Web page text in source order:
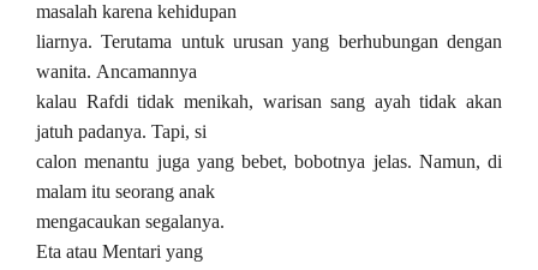
masalah karena kehidupan
liarnya. Terutama untuk urusan yang berhubungan dengan
wanita. Ancamannya
kalau Rafdi tidak menikah, warisan sang ayah tidak akan
jatuh padanya. Tapi, si
calon menantu juga yang bebet, bobotnya jelas. Namun, di
malam itu seorang anak
mengacaukan segalanya.
Eta atau Mentari yang